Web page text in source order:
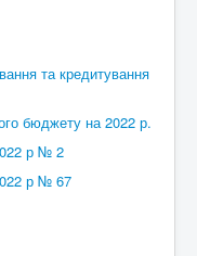
та кредитування
бюджету на 2022 р.
р № 2
р № 67